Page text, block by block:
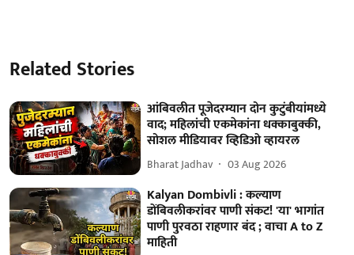
Related Stories
आंबिवलीत पूजेदरम्यान दोन कुटुंबीयांमध्ये
वाद; महिलांची एकमेकांना धक्काबुक्की,
सोशल मीडियावर व्हिडिओ व्हायरल
Bharat Jadhav 03 Aug 2026
Kalyan Dombivli : कल्याण
डोंबिवलीकरांवर पाणी संकट! 'या' भागांत
पाणी पुरवठा राहणार बंद ; वाचा A to Z
माहिती